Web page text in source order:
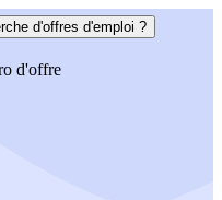
d'offres d'emploi ?
d'offre